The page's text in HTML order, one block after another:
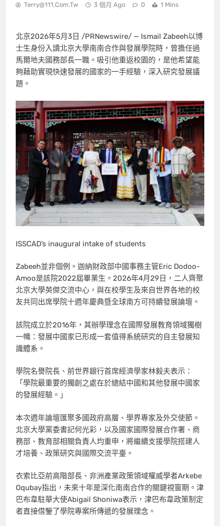
Terry@111.com.tw 3 個月 Ago 0 1 Mins
北京2026年5月3日 /PRNewswire/ — Ismail Zabeeh以博
士生身份入讀北京大學南南合作與發展學院時，曾擔任過
馬爾地夫國務部長一職。吸引他重返校園的，是他希望能
夠藉助實現快速發展的國家的一手經驗，深入研究發展議
題。
ISSCAD’s inaugural intake of students
Zabeeh並非個例。迦納財政部中國事務主管Eric Dodoo-
Amoo是該院2022屆畢業生。2026年4月29日，二人齊聚
北京大學英傑交流中心，與在校學生及來自世界各地的校
友共同出席學院十週年慶典暨全球南方可持續發展論壇。
該院成立於2016年，其辦學理念在國際發展教育領域獨樹
一幟：發展中國家已形成一套值得系統研究的自主發展知
識體系。
學院名譽院長、前世界銀行首席經濟學家林毅夫表示：
「學院最重要的獨創之處在於總結中國和其他發展中國家
的發展經驗。」
本次週年論壇匯聚多國政府高層、學界專家及外交使節。
北京大學黨委書記何光彩，以及國家國際發展合作署、商
務部、教育部相關負責人均重申，將繼續支援學院搭建人
才培養、政策研究與國際交流平臺。
衣索比亞前高階部長、非洲產業政策領域權威學者Arkebe
Oqubay指出，未來十年是深化南南合作的關鍵視窗期。津
巴布韋駐華大使Abigail Shoniwa表示，津巴布韋政策制定
者直接借鑒了學院專案所傳遞的發展理念。